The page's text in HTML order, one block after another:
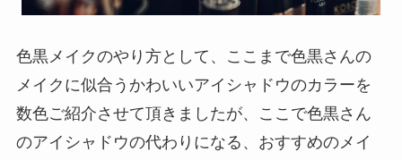
色黒メイクのやり方として、ここまで色黒さんの
メイクに似合うかわいいアイシャドウのカラーを
数色ご紹介させて頂きましたが、ここで色黒さん
のアイシャドウの代わりになる、おすすめのメイ